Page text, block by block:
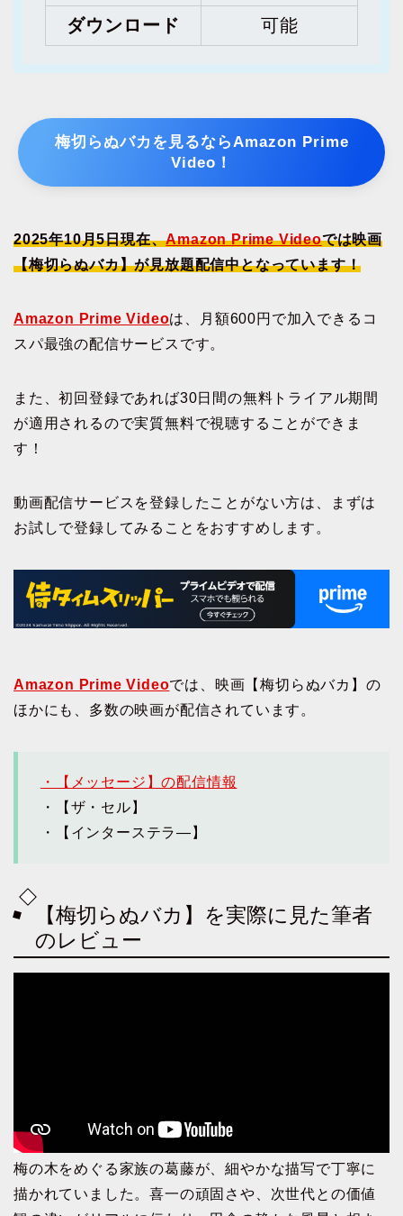
ダウンロード 可能
梅切らぬバカを見るならAmazon Prime
Video！
2025年10月5日現在、Amazon Prime Videoでは映画
【梅切らぬバカ】が見放題配信中となっています！
Amazon Prime Videoは、月額600円で加入できるコ
スパ最強の配信サービスです。
また、初回登録であれば30日間の無料トライアル期間
が適用されるので実質無料で視聴することができま
す！
動画配信サービスを登録したことがない方は、まずは
お試しで登録してみることをおすすめします。
Amazon Prime Videoでは、映画【梅切らぬバカ】の
ほかにも、多数の映画が配信されています。
・【メッセージ】の配信情報
・【ザ・セル】
・【インターステラ―】
【梅切らぬバカ】を実際に見た筆者
のレビュー
梅の木をめぐる家族の葛藤が、細やかな描写で丁寧に
描かれていました。喜一の頑固さや、次世代との価値